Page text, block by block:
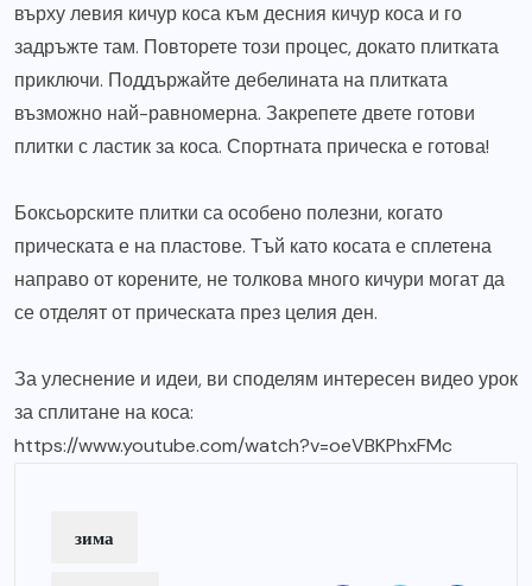
върху левия кичур коса към десния кичур коса и го
задръжте там. Повторете този процес, докато плитката
приключи. Поддържайте дебелината на плитката
възможно най-равномерна. Закрепете двете готови
плитки с ластик за коса. Спортната прическа е готова!
Боксьорските плитки са особено полезни, когато
прическата е на пластове. Тъй като косата е сплетена
направо от корените, не толкова много кичури могат да
се отделят от прическата през целия ден.
За улеснение и идеи, ви споделям интересен видео урок
за сплитане на коса:
https://www.youtube.com/watch?v=oeVBKPhxFMc
зима